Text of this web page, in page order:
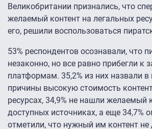
Великобритании признались, что
желаемый контент на легальных
его, решили воспользоваться
53% респондентов осознавали, что
незаконно, но все равно прибегли к
платформам. 35,2% из них назвали в
причины высокую стоимость
ресурсах, 34,9% не нашли желаемый
доступных источниках, а еще 34,7%
отметили, что нужный им контент не